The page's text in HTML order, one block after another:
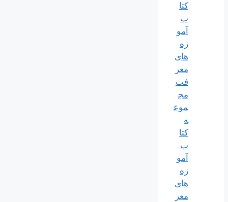
کتا
ب
آمو
زه
های
معر
فت
مج
موع
ه
کتا
ب
آمو
زه
های
معر